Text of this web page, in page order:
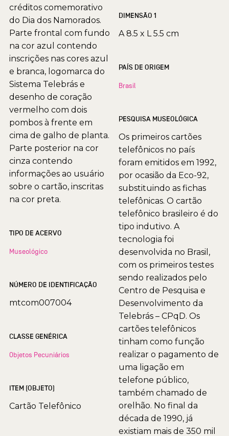
créditos comemorativo
do Dia dos Namorados.
Parte frontal com fundo
na cor azul contendo
inscrições nas cores azul
e branca, logomarca do
Sistema Telebrás e
desenho de coração
vermelho com dois
pombos à frente em
cima de galho de planta.
Parte posterior na cor
cinza contendo
informações ao usuário
sobre o cartão, inscritas
na cor preta.
TIPO DE ACERVO
Museológico
NÚMERO DE IDENTIFICAÇÃO
mtcom007004
CLASSE GENÉRICA
Objetos Pecuniários
ITEM (OBJETO)
Cartão Telefônico
DIMENSÃO 1
A 8.5 x L 5.5 cm
PAÍS DE ORIGEM
Brasil
PESQUISA MUSEOLÓGICA
Os primeiros cartões
telefônicos no país
foram emitidos em 1992,
por ocasião da Eco-92,
substituindo as fichas
telefônicas. O cartão
telefônico brasileiro é do
tipo indutivo. A
tecnologia foi
desenvolvida no Brasil,
com os primeiros testes
sendo realizados pelo
Centro de Pesquisa e
Desenvolvimento da
Telebrás – CPqD. Os
cartões telefônicos
tinham como função
realizar o pagamento de
uma ligação em
telefone público,
também chamado de
orelhão. No final da
década de 1990, já
existiam mais de 350 mil